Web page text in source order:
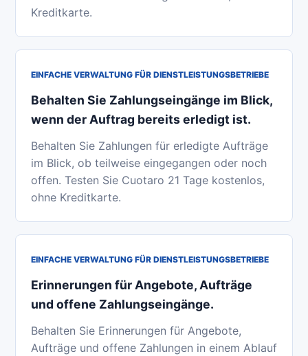
Kreditkarte.
EINFACHE VERWALTUNG FÜR DIENSTLEISTUNGSBETRIEBE
Behalten Sie Zahlungseingänge im Blick,
wenn der Auftrag bereits erledigt ist.
Behalten Sie Zahlungen für erledigte Aufträge
im Blick, ob teilweise eingegangen oder noch
offen. Testen Sie Cuotaro 21 Tage kostenlos,
ohne Kreditkarte.
EINFACHE VERWALTUNG FÜR DIENSTLEISTUNGSBETRIEBE
Erinnerungen für Angebote, Aufträge
und offene Zahlungseingänge.
Behalten Sie Erinnerungen für Angebote,
Aufträge und offene Zahlungen in einem Ablauf